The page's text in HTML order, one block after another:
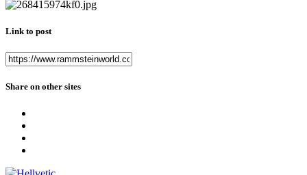
Link to post
Share on other sites